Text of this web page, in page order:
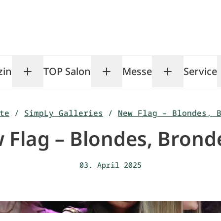
Toggle Magazin submenu
TOP Salon Toggle TOP Salon
Messe ToggleService
/ SimpLy Galleries / New Flag – Blondes,
Flag – Blondes,
03. April 2025